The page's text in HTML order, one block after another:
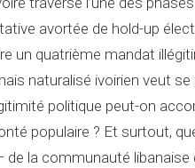
avortée de hold-up
un quatrième mandat
naturalisé ivoirien veut
politique peut-on
populaire ? Et surtout,
de la communauté